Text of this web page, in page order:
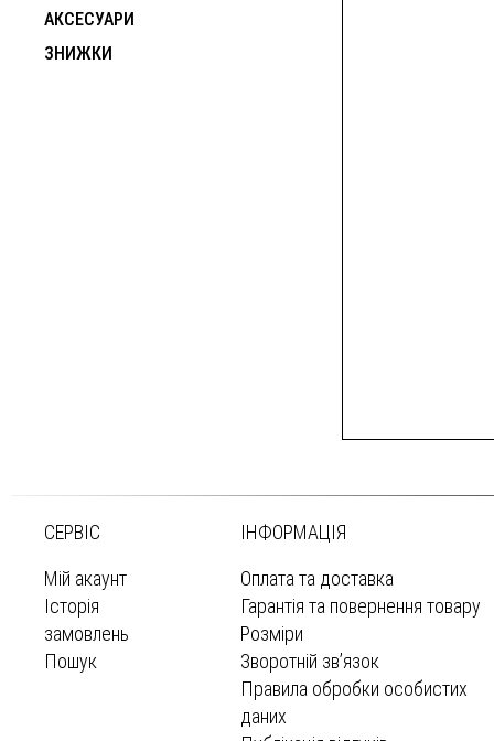
АКСЕСУАРИ
ЗНИЖКИ
СЕРВІС
Мій акаунт
Історія
замовлень
Пошук
ІНФОРМАЦІЯ
Оплата та доставка
Гарантія та повернення товару
Розміри
Зворотній зв’язок
Правила обробки особистих
даних